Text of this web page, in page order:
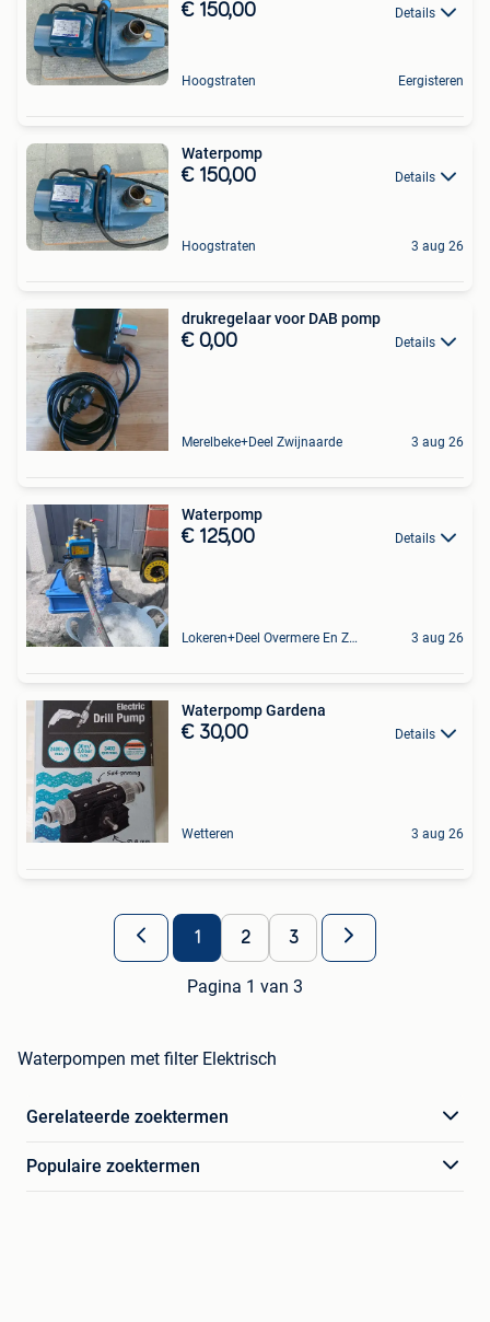
€ 150,00 Details
Hoogstraten Eergisteren
Waterpomp
€ 150,00 Details
Hoogstraten 3 aug 26
drukregelaar voor DAB pomp
€ 0,00 Details
Merelbeke+Deel Zwijnaarde 3 aug 26
Waterpomp
€ 125,00 Details
Lokeren+Deel Overmere En Zele 3 aug 26
Waterpomp Gardena
€ 30,00 Details
Wetteren 3 aug 26
1 2 3
Pagina 1 van 3
Waterpompen met filter Elektrisch
Gerelateerde zoektermen
Populaire zoektermen